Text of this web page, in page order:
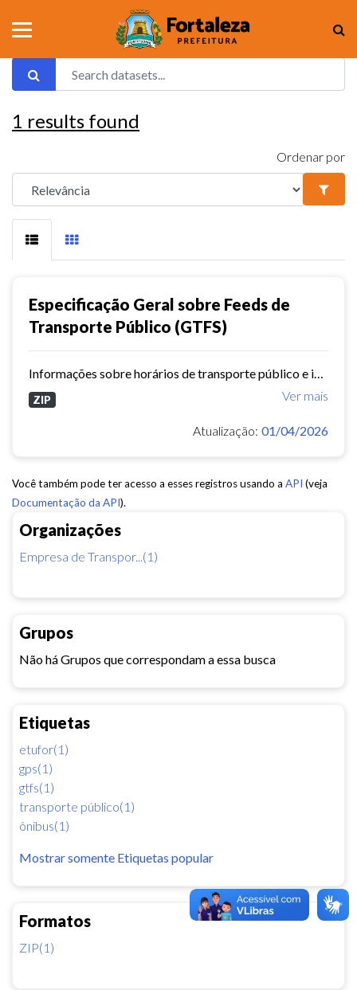
Organizações
Empresa de Transpor...(1)
Grupos
Não há Grupos que correspondam a essa busca
Etiquetas
etufor(1)
gps(1)
gtfs(1)
transporte público(1)
ônibus(1)
Mostrar somente Etiquetas popular
Formatos
ZIP(1)
1 results found
Ordenar por
Especificação Geral sobre Feeds de
Transporte Público (GTFS)
Ver mais
ZIP
Atualização: 01/04/2026
Você também pode ter acesso a esses registros usando a API (veja
Documentação da API).